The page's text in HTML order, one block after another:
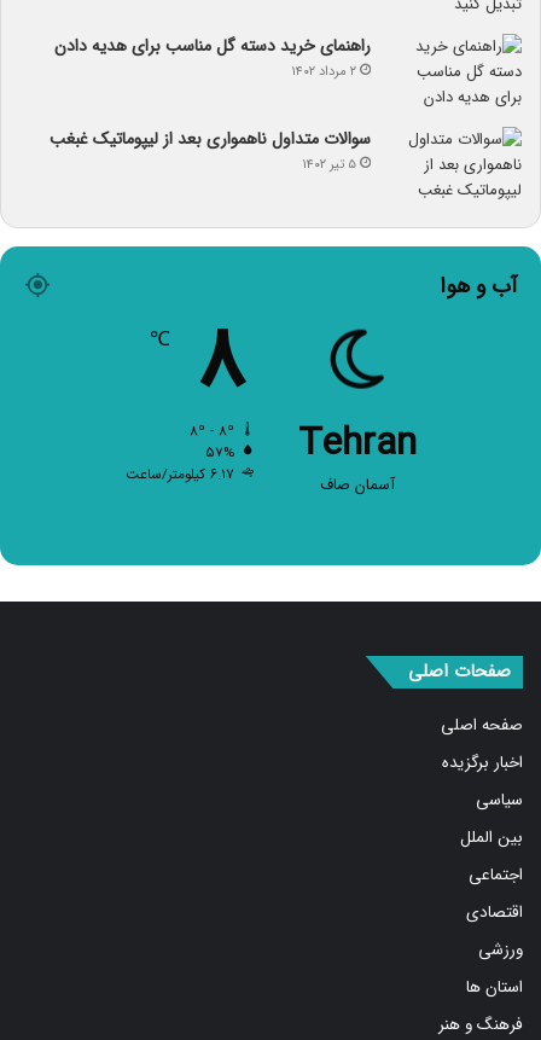
راهنمای خرید دسته گل مناسب برای هدیه دادن
۲ مرداد ۱۴۰۲
سوالات متداول ناهمواری بعد از لیپوماتیک غبغب
۵ تیر ۱۴۰۲
آب و هوا
Tehran
آسمان صاف
۸ ℃
۵۷%
۶.۱۷ کیلومتر/ساعت
صفحات اصلی
صفحه اصلی
اخبار برگزیده
سیاسی
بین الملل
اجتماعی
اقتصادی
ورزشی
استان ها
فرهنگ و هنر